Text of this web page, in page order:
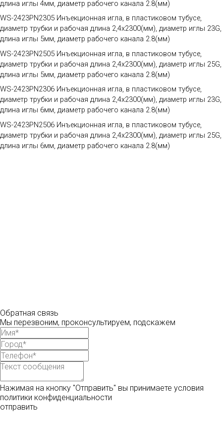
длина иглы 4мм, диаметр рабочего канала 2.8(мм)
WS-2423PN2305 Инъекционная игла, в пластиковом тубусе,
диаметр трубки и рабочая длина 2,4х2300(мм), диаметр иглы 23G,
длина иглы 5мм, диаметр рабочего канала 2.8(мм)
WS-2423PN2505 Инъекционная игла, в пластиковом тубусе,
диаметр трубки и рабочая длина 2,4х2300(мм), диаметр иглы 25G,
длина иглы 5мм, диаметр рабочего канала 2.8(мм)
WS-2423PN2306 Инъекционная игла, в пластиковом тубусе,
диаметр трубки и рабочая длина 2,4х2300(мм), диаметр иглы 23G,
длина иглы 6мм, диаметр рабочего канала 2.8(мм)
WS-2423PN2506 Инъекционная игла, в пластиковом тубусе,
диаметр трубки и рабочая длина 2,4х2300(мм), диаметр иглы 25G,
длина иглы 6мм, диаметр рабочего канала 2.8(мм)
Обратная связь
Мы перезвоним, проконсультируем, подскажем
Нажимая на кнопку "Отправить" вы принимаете условия
политики конфиденциальности
отправить